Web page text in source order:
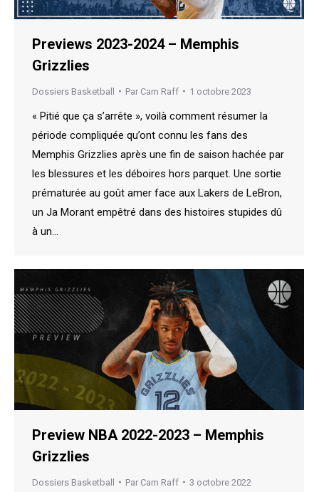
Previews 2023-2024 – Memphis
Grizzlies
Dossiers Basketball Par Cam Raff 1 octobre 2023
« Pitié que ça s’arrête », voilà comment résumer la
période compliquée qu’ont connu les fans des
Memphis Grizzlies après une fin de saison hachée par
les blessures et les déboires hors parquet. Une sortie
prématurée au goût amer face aux Lakers de LeBron,
un Ja Morant empêtré dans des histoires stupides dû
à un…
Preview NBA 2022-2023 – Memphis
Grizzlies
Dossiers Basketball Par Cam Raff 3 octobre 2022